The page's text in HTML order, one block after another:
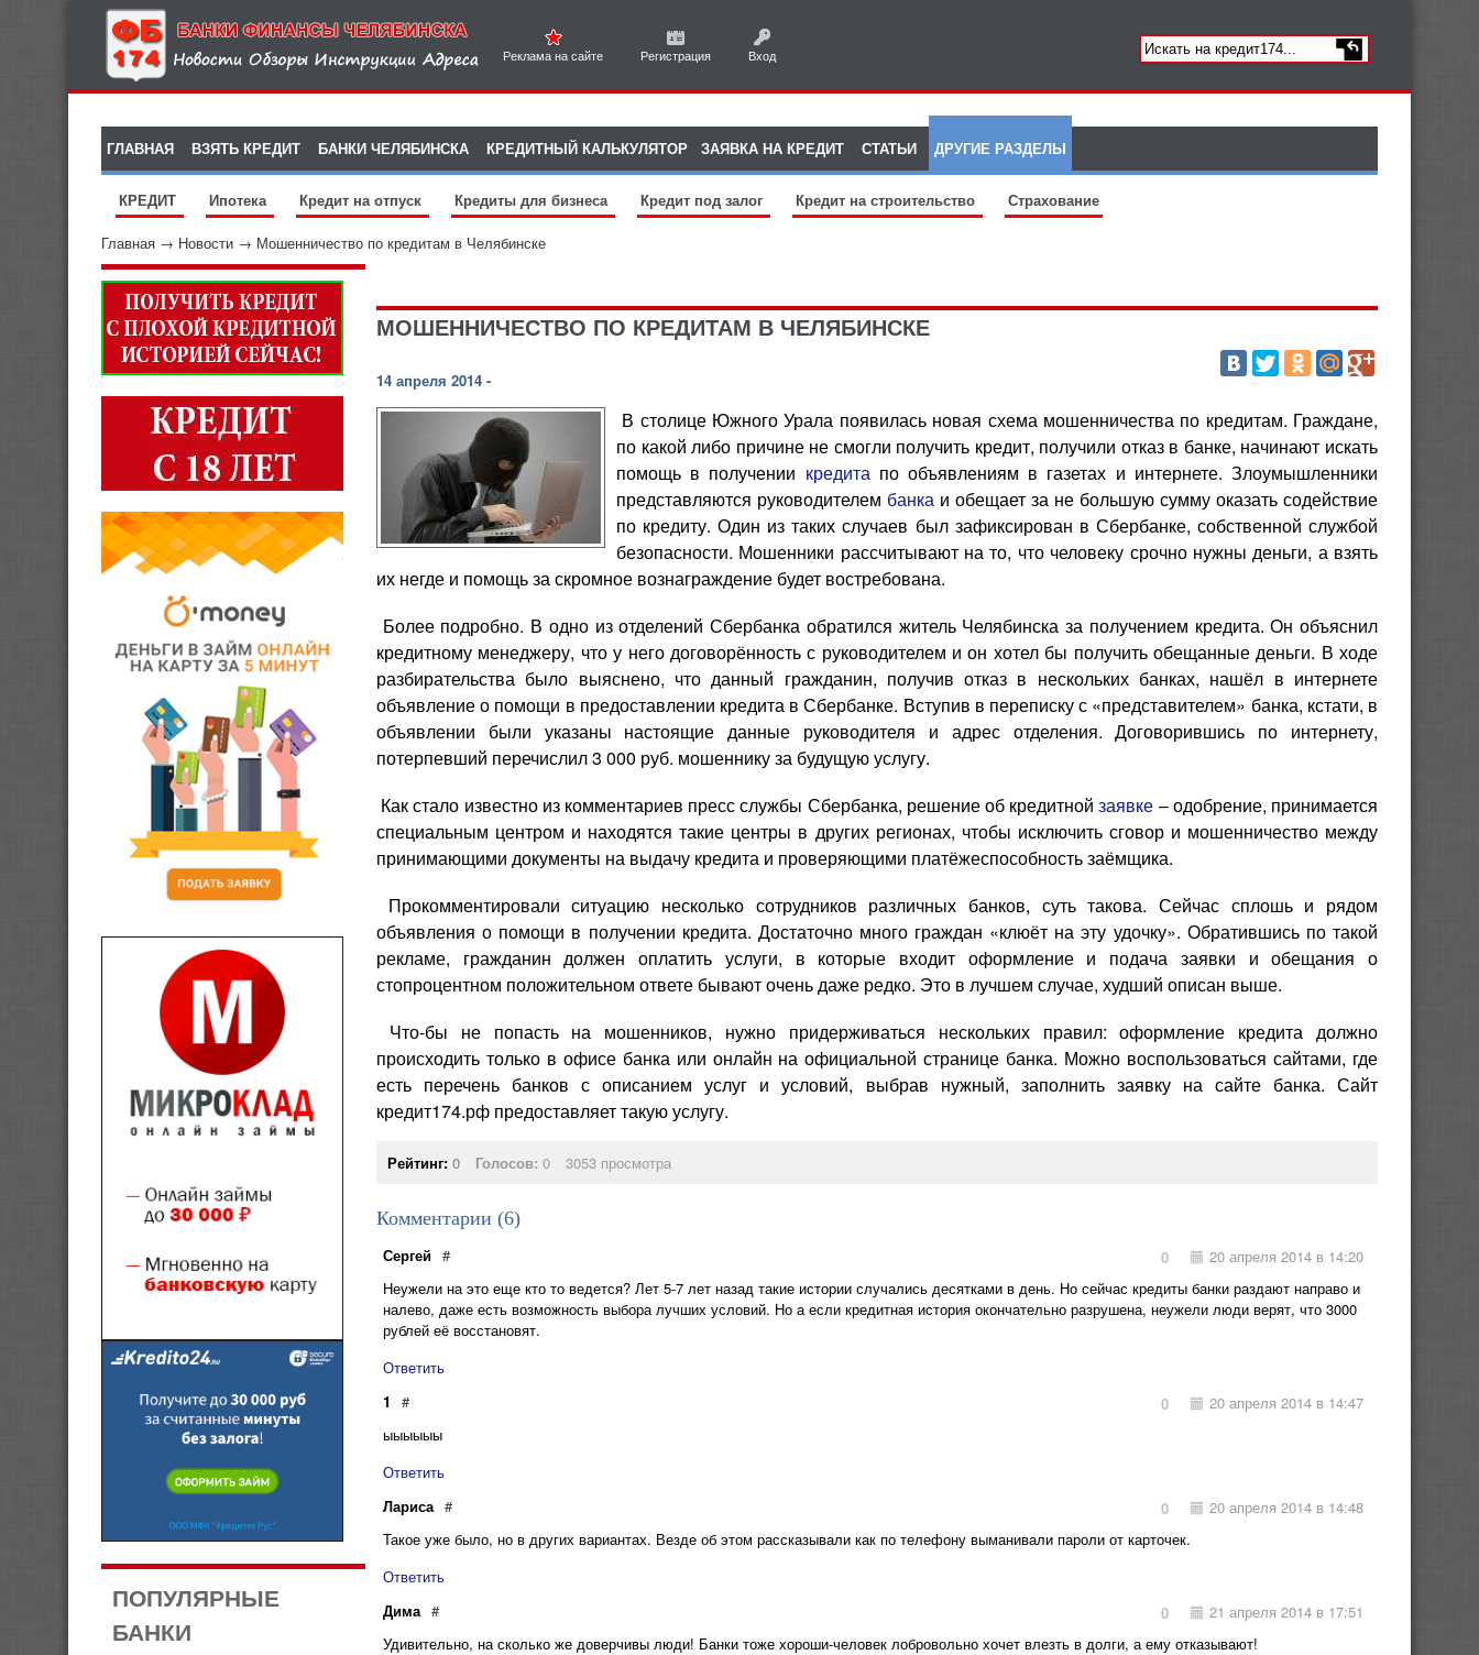
Реклама на сайте Регистрация Вход
ГЛАВНАЯ ВЗЯТЬ КРЕДИТ БАНКИ ЧЕЛЯБИНСКА КРЕДИТНЫЙ КАЛЬКУЛЯТОР ЗАЯВКА НА КРЕДИТ СТАТЬИ ДРУГИЕ РАЗДЕЛЫ
КРЕДИТ Ипотека Кредит на отпуск Кредиты для бизнеса Кредит под залог Кредит на строительство Страхование
Главная → Новости → Мошенничество по кредитам в Челябинске
ПОПУЛЯРНЫЕ
БАНКИ
МОШЕННИЧЕСТВО ПО КРЕДИТАМ В ЧЕЛЯБИНСКЕ
14 апреля 2014 -
В столице Южного Урала появилась новая схема мошенничества по кредитам. Граждане,
по какой либо причине не смогли получить кредит, получили отказ в банке, начинают искать
помощь в получении кредитапо объявлениям в газетах и интернете. Злоумышленники
представляются руководителем банка и обещает за не большую сумму оказать содействие
по кредиту. Один из таких случаев был зафиксирован в Сбербанке, собственной службой
безопасности. Мошенники рассчитывают на то, что человеку срочно нужны деньги, а взять
их негде и помощь за скромное вознаграждение будет востребована.
Более подробно. В одно из отделений Сбербанка обратился житель Челябинска за получением кредита. Он объяснил
кредитному менеджеру, что у него договорённость с руководителем и он хотел бы получить обещанные деньги. В ходе
разбирательства было выяснено, что данный гражданин, получив отказ в нескольких банках, нашёл в интернете
объявление о помощи в предоставлении кредита в Сбербанке. Вступив в переписку с «представителем» банка, кстати, в
объявлении были указаны настоящие данные руководителя и адрес отделения. Договорившись по интернету,
потерпевший перечислил 3 000 руб. мошеннику за будущую услугу.
Как стало известно из комментариев пресс службы Сбербанка, решение об кредитнойзаявке – одобрение, принимается
специальным центром и находятся такие центры в других регионах, чтобы исключить сговор и мошенничество между
принимающими документы на выдачу кредита и проверяющими платёжеспособность заёмщика.
Прокомментировали ситуацию несколько сотрудников различных банков, суть такова. Сейчас сплошь и рядом
объявления о помощи в получении кредита. Достаточно много граждан «клюёт на эту удочку». Обратившись по такой
рекламе, гражданин должен оплатить услуги, в которые входит оформление и подача заявки и обещания о
стопроцентном положительном ответе бывают очень даже редко. Это в лучшем случае, худший описан выше.
Что-бы не попасть на мошенников, нужно придерживаться нескольких правил: оформление кредита должно
происходить только в офисе банка или онлайн на официальной странице банка. Можно воспользоваться сайтами, где
есть перечень банков с описанием услуг и условий, выбрав нужный, заполнить заявку на сайте банка. Сайт
кредит174.рф предоставляет такую услугу.
Рейтинг: 0 Голосов: 0 3053 просмотра
Комментарии (6)
Сергей # 20 апреля 2014 в 14:20
0
Неужели на это еще кто то ведется? Лет 5-7 лет назад такие истории случались десятками в день. Но сейчас кредиты банки раздают направо и
налево, даже есть возможность выбора лучших условий. Но а если кредитная история окончательно разрушена, неужели люди верят, что 3000
рублей её восстановят.
Ответить
1
# 20 апреля 2014 в 14:47
0
ыыыыыы
Ответить
Лариса # 20 апреля 2014 в 14:48
0
Такое уже было, но в других вариантах. Везде об этом рассказывали как по телефону выманивали пароли от карточек.
Ответить
Дима # 21 апреля 2014 в 17:51
0
Удивительно, на сколько же доверчивы люди! Банки тоже хороши-человек лобровольно хочет влезть в долги, а ему отказывают!